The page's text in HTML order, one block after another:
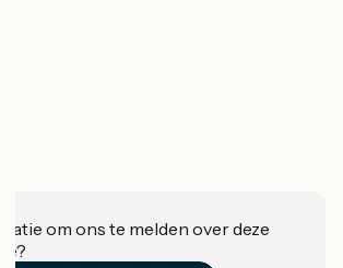
om ons te melden over deze